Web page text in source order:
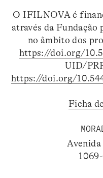
O IFILNOVA é
através da Fundação
no âmbito dos
https://doi.org/
UID/
https://doi.org/
Ficha
Avenida